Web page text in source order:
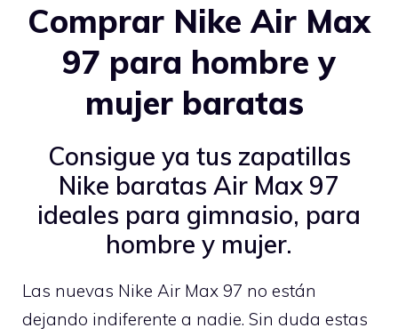
Comprar Nike Air Max
97 para hombre y
mujer baratas
Consigue ya tus zapatillas
Nike baratas Air Max 97
ideales para gimnasio, para
hombre y mujer.
Las nuevas Nike Air Max 97 no están
dejando indiferente a nadie. Sin duda estas